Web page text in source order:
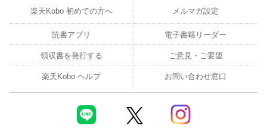
楽天Kobo 初めての方へ メルマガ設定
読書アプリ 電子書籍リーダー
領収書を発行する ご意見・ご要望
楽天Kobo ヘルプ お問い合わせ窓口